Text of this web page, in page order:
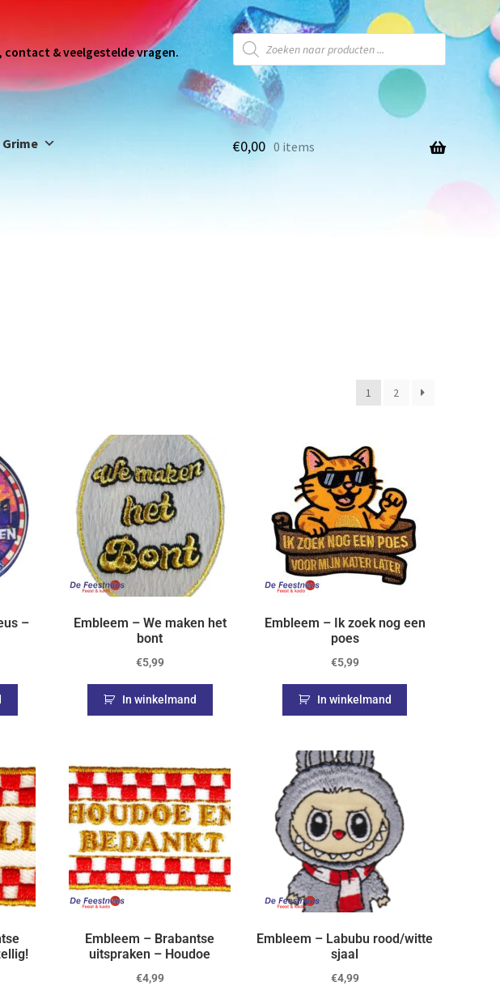
& veelgestelde vragen.
€0,00 0 items
1 2
–
Embleem – We maken het
bont
€5,99
In winkelmand
Embleem – Ik zoek nog een
poes
€5,99
In winkelmand
Embleem – Brabantse
uitspraken – Houdoe
€4,99
Embleem – Labubu rood/witte
sjaal
€4,99